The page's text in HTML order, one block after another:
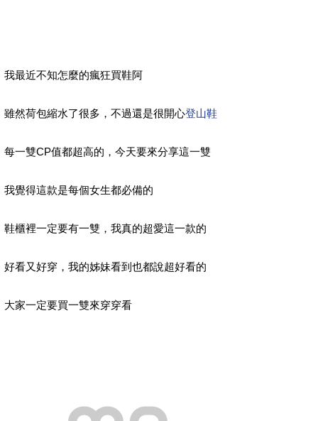
我最近不知怎麼的瘋狂買鞋阿
雖然荷包縮水了很多，不過還是很開心登山鞋
每一雙CP值都超高的，今天要來分享這一雙
我覺得這款是每個女生都必備的
鞋櫃裡一定要有一雙，我真的超愛這一款的
好看又好穿，我的姊妹看到也都說超好看的
大家一定要買一雙來穿穿看